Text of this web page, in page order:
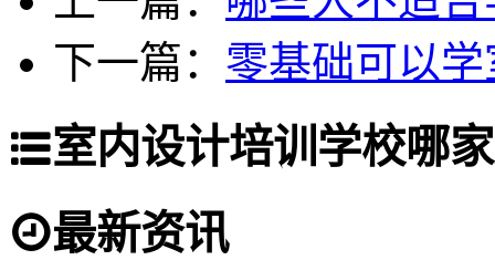
下一篇： 零基础可以
室内设计培训学校哪
最新资讯